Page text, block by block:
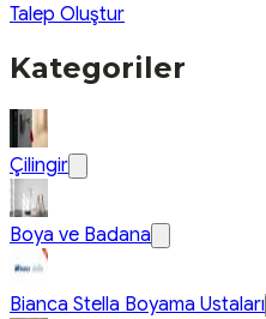
Talep Oluştur
Kategoriler
Çilingir
Boya ve Badana
Bianca Stella Boyama Ustaları